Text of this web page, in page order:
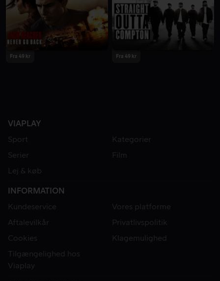
Fra 49 kr Fra 49 kr
VIAPLAY
Sport
Kategorier
Serier
Film
Lej & køb
INFORMATION
Kundeservice
Vores platforme
Aftalevilkår
Privatlivspolitik
Cookies
Klagemulighed
Tilgængelighed hos
Viaplay